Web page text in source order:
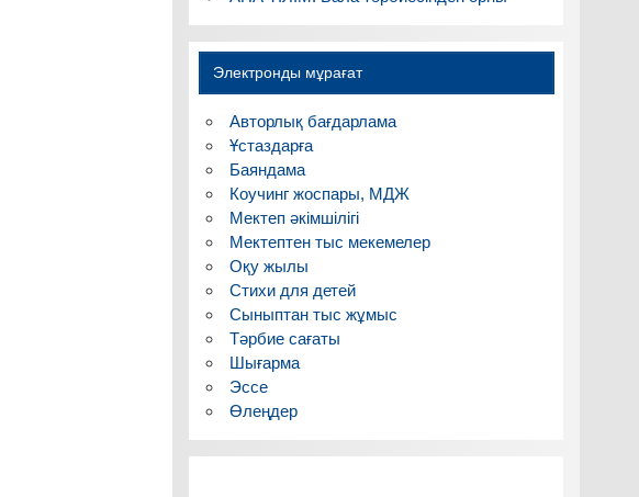
Электронды мұрағат
Авторлық бағдарлама
Ұстаздарға
Баяндама
Коучинг жоспары, МДЖ
Мектеп әкімшілігі
Мектептен тыс мекемелер
Оқу жылы
Стихи для детей
Сыныптан тыс жұмыс
Тәрбие сағаты
Шығарма
Эссе
Өлеңдер